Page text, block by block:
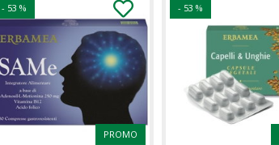
- 53 %
PROMO
- 53 %